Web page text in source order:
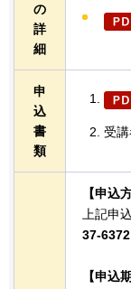
の
詳
細
申
込
書
類
受
【申込
上記申
37-6372
【申込